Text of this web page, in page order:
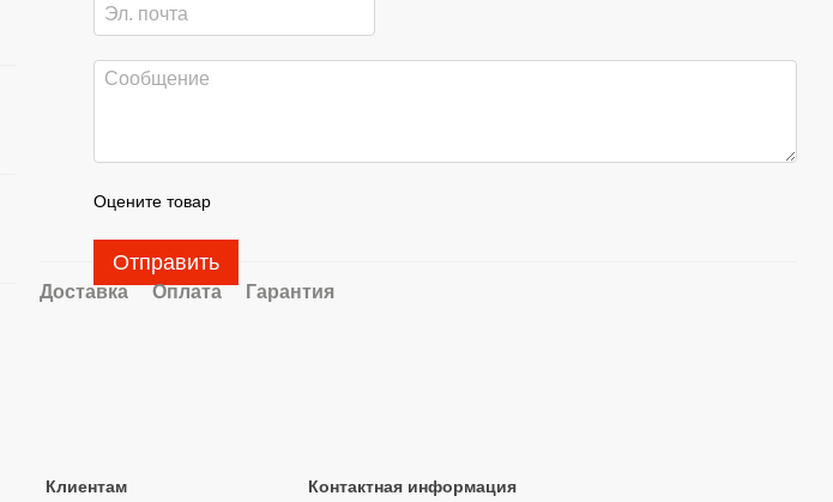
Оцените товар
Отправить
Доставка Оплата Гарантия
Клиентам Контактная информация